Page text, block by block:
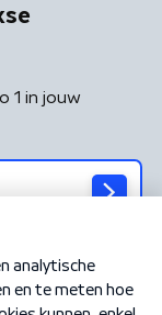
1 in jouw